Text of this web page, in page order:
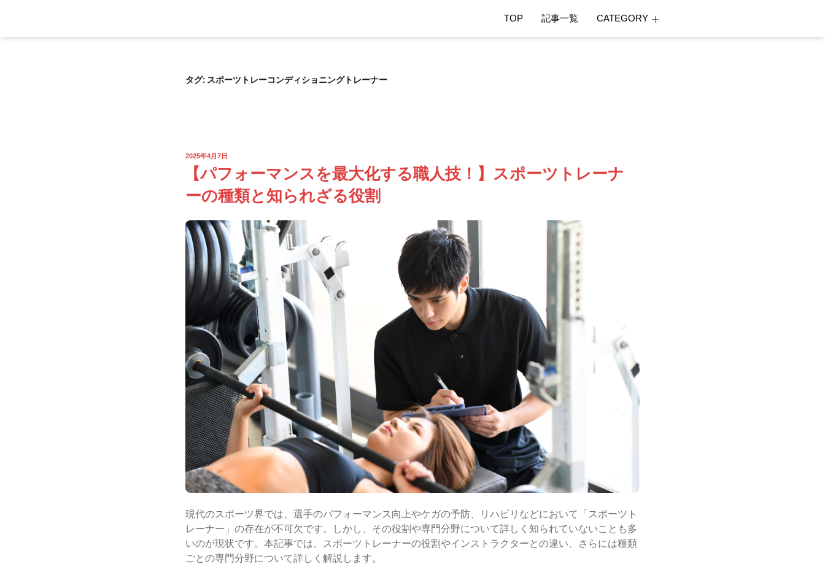
TOP 記事一覧 CATEGORY
タグ: スポーツトレーコンディショニングトレーナー
2025年4月7日
【パフォーマンスを最大化する職人技！】スポーツトレーナ
ーの種類と知られざる役割
現代のスポーツ界では、選手のパフォーマンス向上やケガの予防、リハビリなどにおいて「スポーツト
レーナー」の存在が不可欠です。しかし、その役割や専門分野について詳しく知られていないことも多
いのが現状です。本記事では、スポーツトレーナーの役割やインストラクターとの違い、さらには種類
ごとの専門分野について詳しく解説します。